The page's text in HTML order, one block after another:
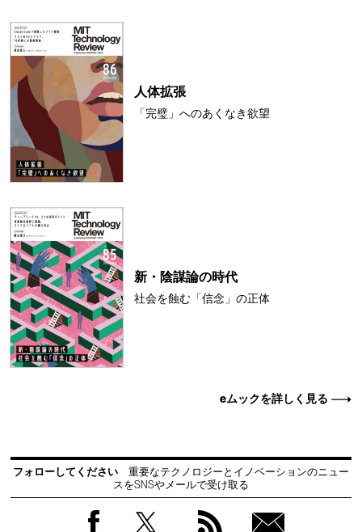
人体拡張
「完璧」へのあくなき欲望
新・陰謀論の時代
社会を蝕む「信念」の正体
eムックを詳しく見る
フォローしてください
重要なテクノロジーとイノベーションのニュー
スをSNSやメールで受け取る